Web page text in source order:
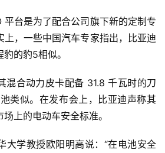
平台是为了配合公司旗下新的定制专
上，一些中国汽车专家指出，比亚迪
的豹5相似。
混合动力皮卡配备 31.8 千瓦时的刀
类似。在发布会上，比亚迪声称其
上的电动车安全标准。
大学教授欧阳明高说：“在电池安全